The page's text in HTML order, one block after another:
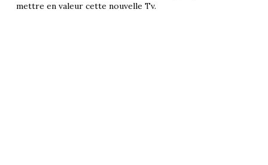
mettre en valeur cette nouvelle Tv.